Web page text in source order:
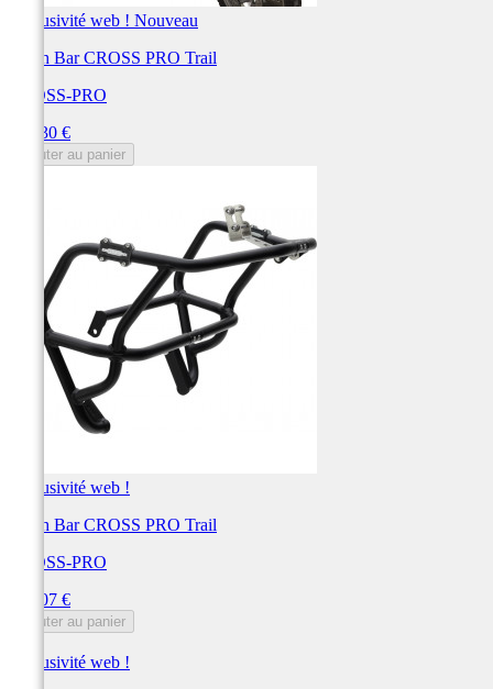
Exclusivité web ! Nouveau
Crash Bar CROSS PRO Trail
CROSS-PRO
285,30 €
Ajouter au panier
Exclusivité web !
Crash Bar CROSS PRO Trail
CROSS-PRO
284,07 €
Ajouter au panier
Exclusivité web !